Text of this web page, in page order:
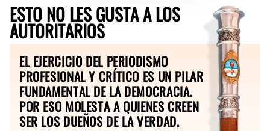
ESTO NO LES GUSTA A LOS
AUTORITARIOS
EL EJERCICIO DEL PERIODISMO
PROFESIONAL Y CRÍTICO ES UN PILAR
FUNDAMENTAL DE LA DEMOCRACIA.
POR ESO MOLESTA A QUIENES CREEN
SER LOS DUEÑOS DE LA VERDAD.